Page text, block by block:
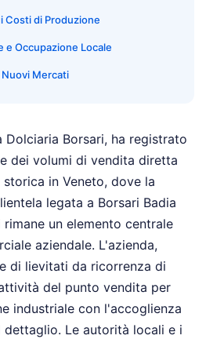
Costi di Produzione
e Occupazione Locale
Mercati
Dolciaria Borsari, ha registrato
dei volumi di vendita diretta
in Veneto, dove la
legata a Borsari Badia
un elemento centrale
aziendale. L'azienda,
di lievitati da ricorrenza di
del punto vendita per
industriale con l'accoglienza
Le autorità locali e i